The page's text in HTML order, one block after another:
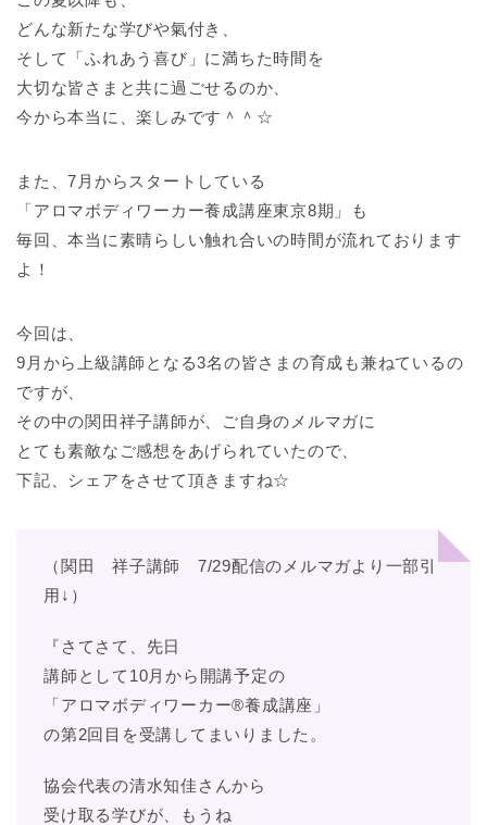
どんな新たな学びや氣付き、
そして「ふれあう喜び」に満ちた時間を
大切な皆さまと共に過ごせるのか、
今から本当に、楽しみです＾＾☆
また、7月からスタートしている
「アロマボディワーカー養成講座東京8期」も
毎回、本当に素晴らしい触れ合いの時間が流れております
よ！
今回は、
9月から上級講師となる3名の皆さまの育成も兼ねているの
ですが、
その中の関田祥子講師が、ご自身のメルマガに
とても素敵なご感想をあげられていたので、
下記、シェアをさせて頂きますね☆
（関田 祥子講師 7/29配信のメルマガより一部引
用↓）
『さてさて、先日
講師として10月から開講予定の
「アロマボディワーカー®養成講座」
の第2回目を受講してまいりました。
協会代表の清水知佳さんから
受け取る学びが、もうね